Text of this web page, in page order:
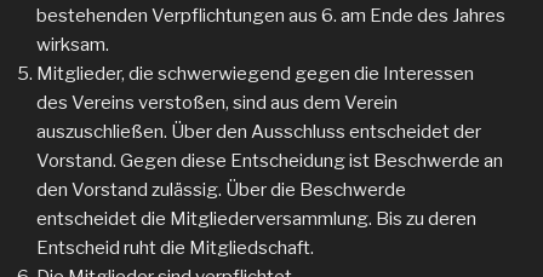
bestehenden Verpflichtungen aus 6. am Ende des Jahres
wirksam.
Mitglieder, die schwerwiegend gegen die Interessen
des Vereins verstoßen, sind aus dem Verein
auszuschließen. Über den Ausschluss entscheidet der
Vorstand. Gegen diese Entscheidung ist Beschwerde an
den Vorstand zulässig. Über die Beschwerde
entscheidet die Mitgliederversammlung. Bis zu deren
Entscheid ruht die Mitgliedschaft.